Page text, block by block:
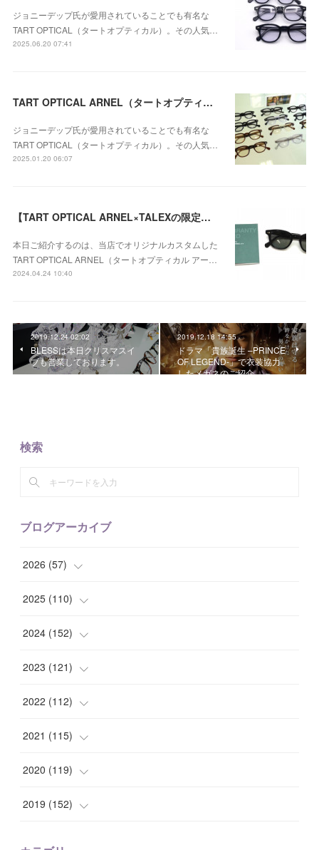
ジョニーデップ氏が愛用されていることでも有名な
TART OPTICAL（タートオプティカル）。その人気…
2025.06.20 07:41
TART OPTICAL ARNEL（タートオプティカル アーネル）の「JD-04」の人気カラーが再入荷致しました。
ジョニーデップ氏が愛用されていることでも有名な
TART OPTICAL（タートオプティカル）。その人気…
2025.01.20 06:07
【TART OPTICAL ARNEL×TALEXの限定カスタム・偏光サングラス】JD-04 001A / TALEX トゥルービューのご紹介！
本日ご紹介するのは、当店でオリジナルカスタムした
TART OPTICAL ARNEL（タートオプティカル アー…
2024.04.24 10:40
2019.12.24 02:02
BLESSは本日クリスマスイ
ブも営業しております。
2019.12.18 14:55
ドラマ「貴族誕生 –PRINCE
OF LEGEND-」で衣装協力
したメガネのご紹介。
検索
ブログアーカイブ
2026 (57)
( 1)
(10)
(9)
( 7)
( 8 )
2025 (110)
(10)
(7)
( 8)
( 7 )
( 10)
2024 (152)
(14)
( 15)
( 11)
( 10)
( 11)
2023 (121)
( 12)
( 8)
( 8)
( 6)
2022 (112)
( 10)
( 7)
(8)
2021 (115)
( 14)
(13)
2020 (119)
(7)
2019 (152)